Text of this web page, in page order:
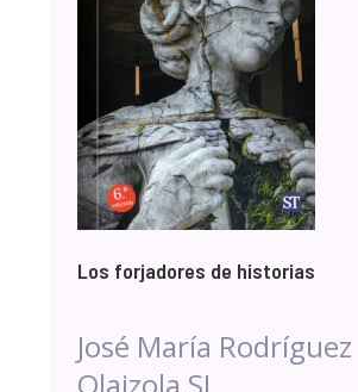
Los forjadores de historias
José María Rodríguez